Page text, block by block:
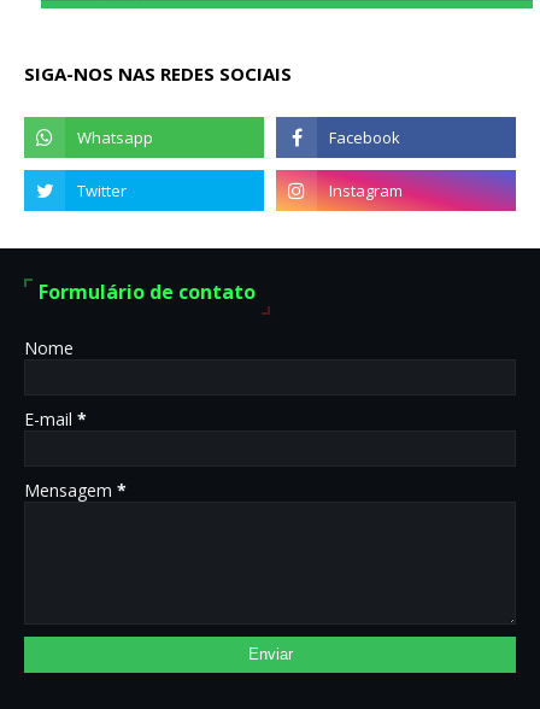
SIGA-NOS NAS REDES SOCIAIS
Formulário de contato
Nome
E-mail *
Mensagem *